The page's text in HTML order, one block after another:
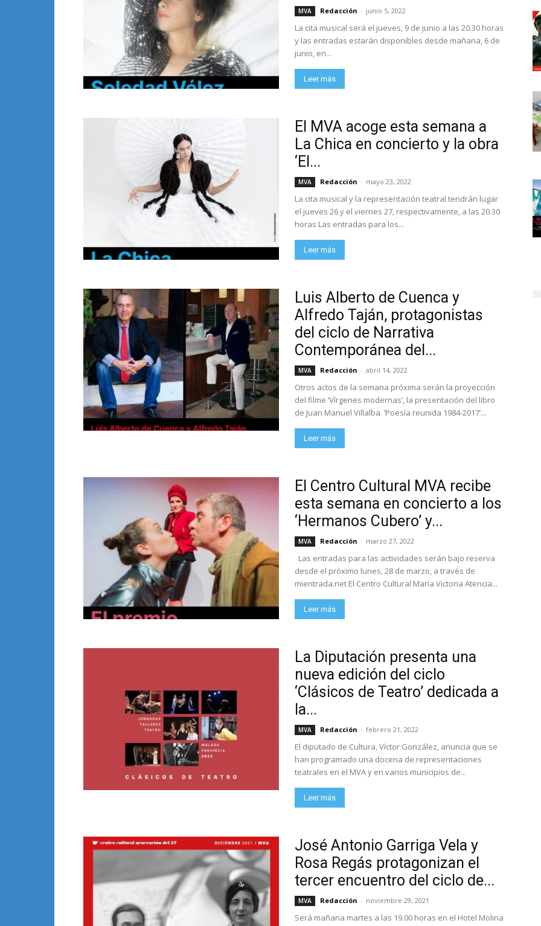
MVA Redacción - junio 5, 2022
La cita musical será el jueves, 9 de junio a las 20.30 horas
y las entradas estarán disponibles desde mañana, 6 de
junio, en...
Leer más
El MVA acoge esta semana a
La Chica en concierto y la obra
‘El...
MVA Redacción - mayo 23, 2022
La cita musical y la representación teatral tendrán lugar
el jueves 26 y el viernes 27, respectivamente, a las 20.30
horas Las entradas para los...
Leer más
Luis Alberto de Cuenca y
Alfredo Taján, protagonistas
del ciclo de Narrativa
Contemporánea del...
MVA Redacción - abril 14, 2022
Otros actos de la semana próxima serán la proyección
del filme ‘Vírgenes modernas’, la presentación del libro
de Juan Manuel Villalba ‘Poesía reunida 1984-2017’...
Leer más
El Centro Cultural MVA recibe
esta semana en concierto a los
‘Hermanos Cubero’ y...
MVA Redacción - marzo 27, 2022
Las entradas para las actividades serán bajo reserva
desde el próximo lunes, 28 de marzo, a través de
mientrada.net El Centro Cultural María Victoria Atencia...
Leer más
La Diputación presenta una
nueva edición del ciclo
‘Clásicos de Teatro’ dedicada a
la...
MVA Redacción - febrero 21, 2022
El diputado de Cultura, Víctor González, anuncia que se
han programado una docena de representaciones
teatrales en el MVA y en varios municipios de...
Leer más
José Antonio Garriga Vela y
Rosa Regás protagonizan el
tercer encuentro del ciclo de...
MVA Redacción - noviembre 29, 2021
Será mañana martes a las 19.00 horas en el Hotel Molina